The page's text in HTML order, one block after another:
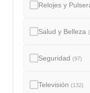
Relojes y
Salud y Belleza
Seguridad(97)
Televisión(132)